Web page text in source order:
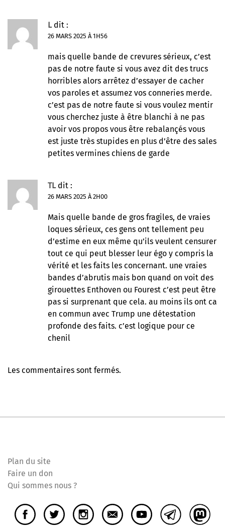
L dit :
26 MARS 2025 À 1H56
mais quelle bande de crevures sérieux, c’est
pas de notre faute si vous avez dit des trucs
horribles alors arrêtez d’essayer de cacher
vos paroles et assumez vos conneries merde.
c’est pas de notre faute si vous voulez mentir
vous cherchez juste à être blanchi à ne pas
avoir vos propos vous être rebalançés vous
est juste très stupides en plus d’être des sales
petites vermines chiens de garde
TL dit :
26 MARS 2025 À 2H00
Mais quelle bande de gros fragiles, de vraies
loques sérieux, ces gens ont tellement peu
d’estime en eux même qu’ils veulent censurer
tout ce qui peut blesser leur égo y compris la
vérité et les faits les concernant. une vraies
bandes d’abrutis mais bon quand on voit des
girouettes Enthoven ou Fourest c’est peut être
pas si surprenant que cela. au moins ils ont ca
en commun avec Trump une détestation
profonde des faits. c’est logique pour ce
chenil
Les commentaires sont fermés.
Plan du site
Faire un don
Qui sommes nous ?